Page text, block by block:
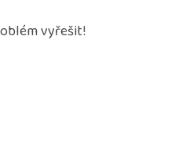
vyřešit!